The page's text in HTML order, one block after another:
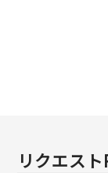
リクエスト